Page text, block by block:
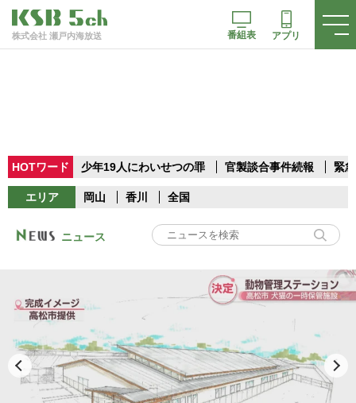
株式会社 瀬戸内海放送 番組表 アプリ
HOTワード 少年19人にわいせつの罪 官製談合事件続報 緊
エリア 岡山 香川 全国
ニュース
Play